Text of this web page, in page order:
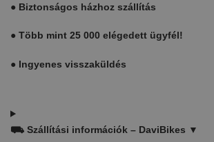
● Biztonságos házhoz szállítás
● Több mint 25 000 elégedett ügyfél!
● Ingyenes visszaküldés
⛟ Szállítási információk – DaviBikes ▼